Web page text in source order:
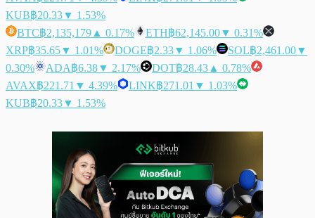
KUB฿20.33▼ 1.53%
BTC฿2,135,179 ▲ 0.17% ETH฿62,145.00▼ 0.31%
XRP฿35.65▼ 1.01% DOGE฿2.33▼ 1.06% SOL฿2,461.00▼
0.30%
ADA฿6.38▼ 2.17% DOT฿28.43 ▲ 0.78%
AVAX฿221.71 ▼ 4.39% LINK฿271.01 ▼ 1.03%
KUB฿20.33▼ 1.53%